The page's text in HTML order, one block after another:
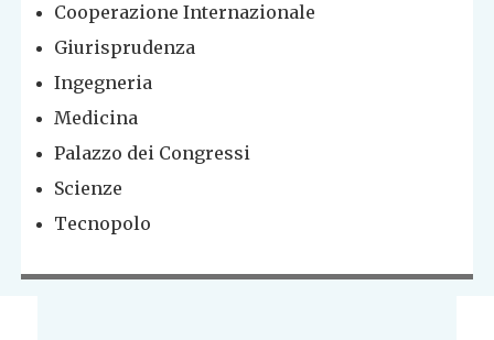
Cooperazione Internazionale
Giurisprudenza
Ingegneria
Medicina
Palazzo dei Congressi
Scienze
Tecnopolo